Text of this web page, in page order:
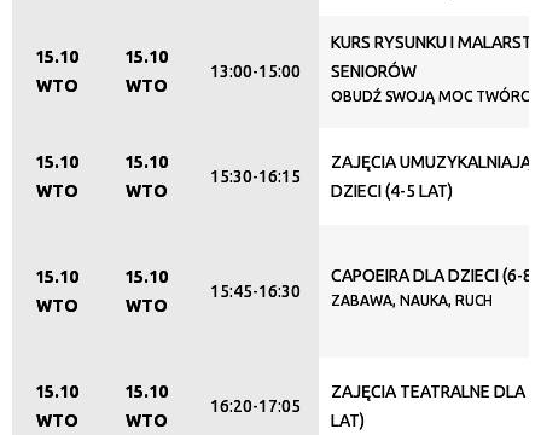
15.10
WTO
15.10
WTO
13:00-15:00
KURS RYSUNKU I
SENIORÓW
OBUDŹ SWOJĄ MOC
15.10
WTO
15.10
WTO
15:30-16:15
ZAJĘCIA
DZIECI (4-5 LAT)
15.10
WTO
15.10
WTO
15:45-16:30
CAPOEIRA DLA DZIECI (6-8
ZABAWA, NAUKA, RUCH
15.10
WTO
15.10
WTO
16:20-17:05
ZAJĘCIA TEATRALNE DLA
LAT)